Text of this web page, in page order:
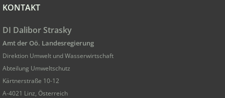
KONTAKT
DI Dalibor Strasky
Amt der Oö. Landesregierung
Direktion Umwelt und Wasserwirtschaft
Abteilung Umweltschutz
Kärtnerstraße 10-12
A-4021 Linz, Österreich